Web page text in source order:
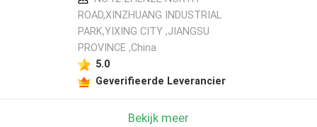
ROAD,XINZHUANG INDUSTRIAL
PARK,YIXING CITY ,JIANGSU
PROVINCE ,China
5.0
Geverifieerde Leverancier
Bekijk meer